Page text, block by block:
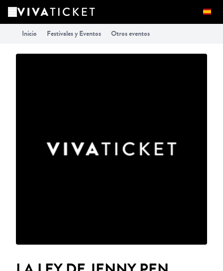
Inicio Festivales y Eventos Otros eventos